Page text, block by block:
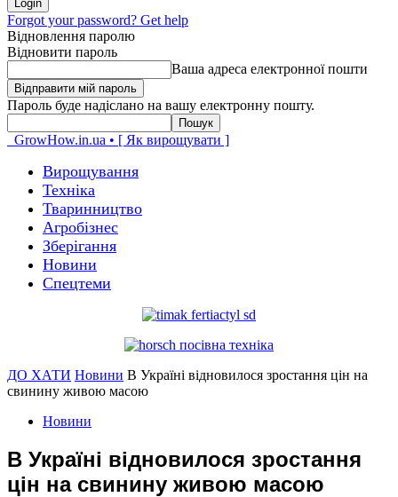
Forgot your password? Get help
Відновлення паролю
Відновити пароль
Ваша адреса електронної пошти
Пароль буде надіслано на вашу електронну пошту.
GrowHow.in.ua • [ Як вирощувати ]
Вирощування
Техніка
Тваринництво
Агробізнес
Зберігання
Новини
Спецтеми
ДО ХАТИ Новини В Україні відновилося зростання цін на
свинину живою масою
Новини
В Україні відновилося зростання
цін на свинину живою масою